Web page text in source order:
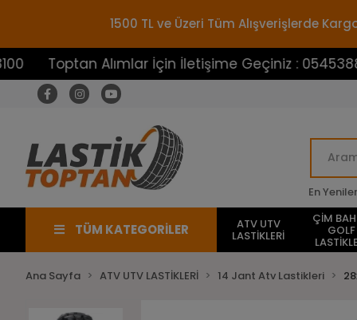
1500 TL ve Üzeri Tüm Alışverişlerde
Alımlar İçin İletişime Geçiniz : 05453883100
En Yeniler
TÜM KATEGORİLER ATV UTV
LASTİKLERİ
ÇİM
GOLF
Ana Sayfa ATV UTV LASTİKLERİ 14 Jant Atv Lastikleri